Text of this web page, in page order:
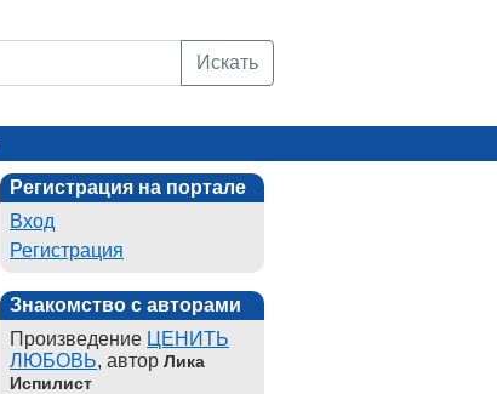
Искать
Регистрация на портале
Вход
Регистрация
Знакомство с авторами
Произведение ЦЕНИТЬ
ЛЮБОВЬ, автор Лика
Испилист